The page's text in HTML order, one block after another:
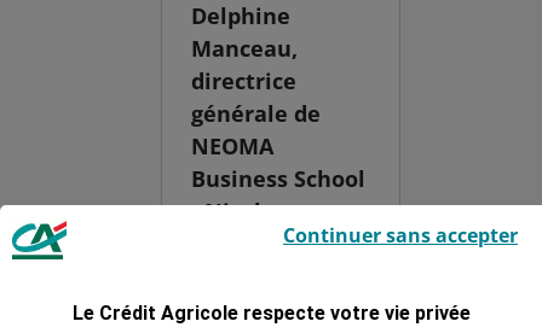
Delphine
Manceau,
directrice
générale de
NEOMA
Business School
- Nicolas
Bouzou - Gilles
animateur de
Le Crédit Agricole respecte votre vie privée
indispensables car utilisés à des fins de bon fonctionnement et de
sécurité ; d’autres sont facultatifs. Les
satisfaction facultatifs.
Continuer sans accepter